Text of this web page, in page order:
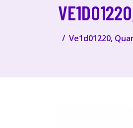
Ve1d01220,